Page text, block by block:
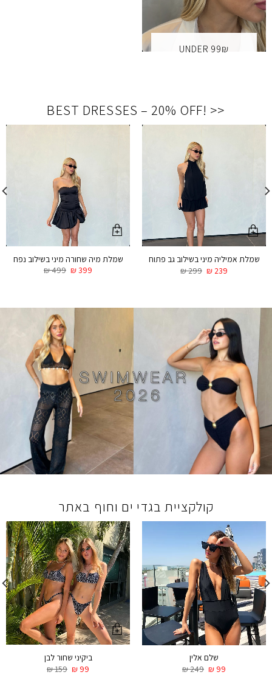
UNDER 99₪
<<
!
BEST DRESSES – 20% OFF
שמלת אמיליה מיני בשילוב גב פתוח
₪299 ₪ 239
שמלת מיה שחורה מיני בשילוב נפח
₪499 ₪399
קולקציית בגדי ים וחוף באתר
שלם אלין
₪249 ₪ 99
ביקיני שחור לבן
₪159 ₪ 99